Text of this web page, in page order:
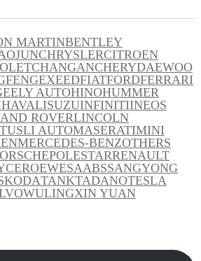
MARTINBENTLEY
CHRYSLERCITROEN
CHANGANCHERYDAEWOO
EXEEDFIATFORDFERRARI
AUTOHINOHUMMER
HAVALISUZUINFINITIINEOS
ROVERLINCOLN
LI AUTOMASERATIMINI
MERCEDES-BENZOTHERS
POLESTARRENAULT
ROEWESAABSSANGYONG
TANKTADANOTESLA
WULINGXIN YUAN